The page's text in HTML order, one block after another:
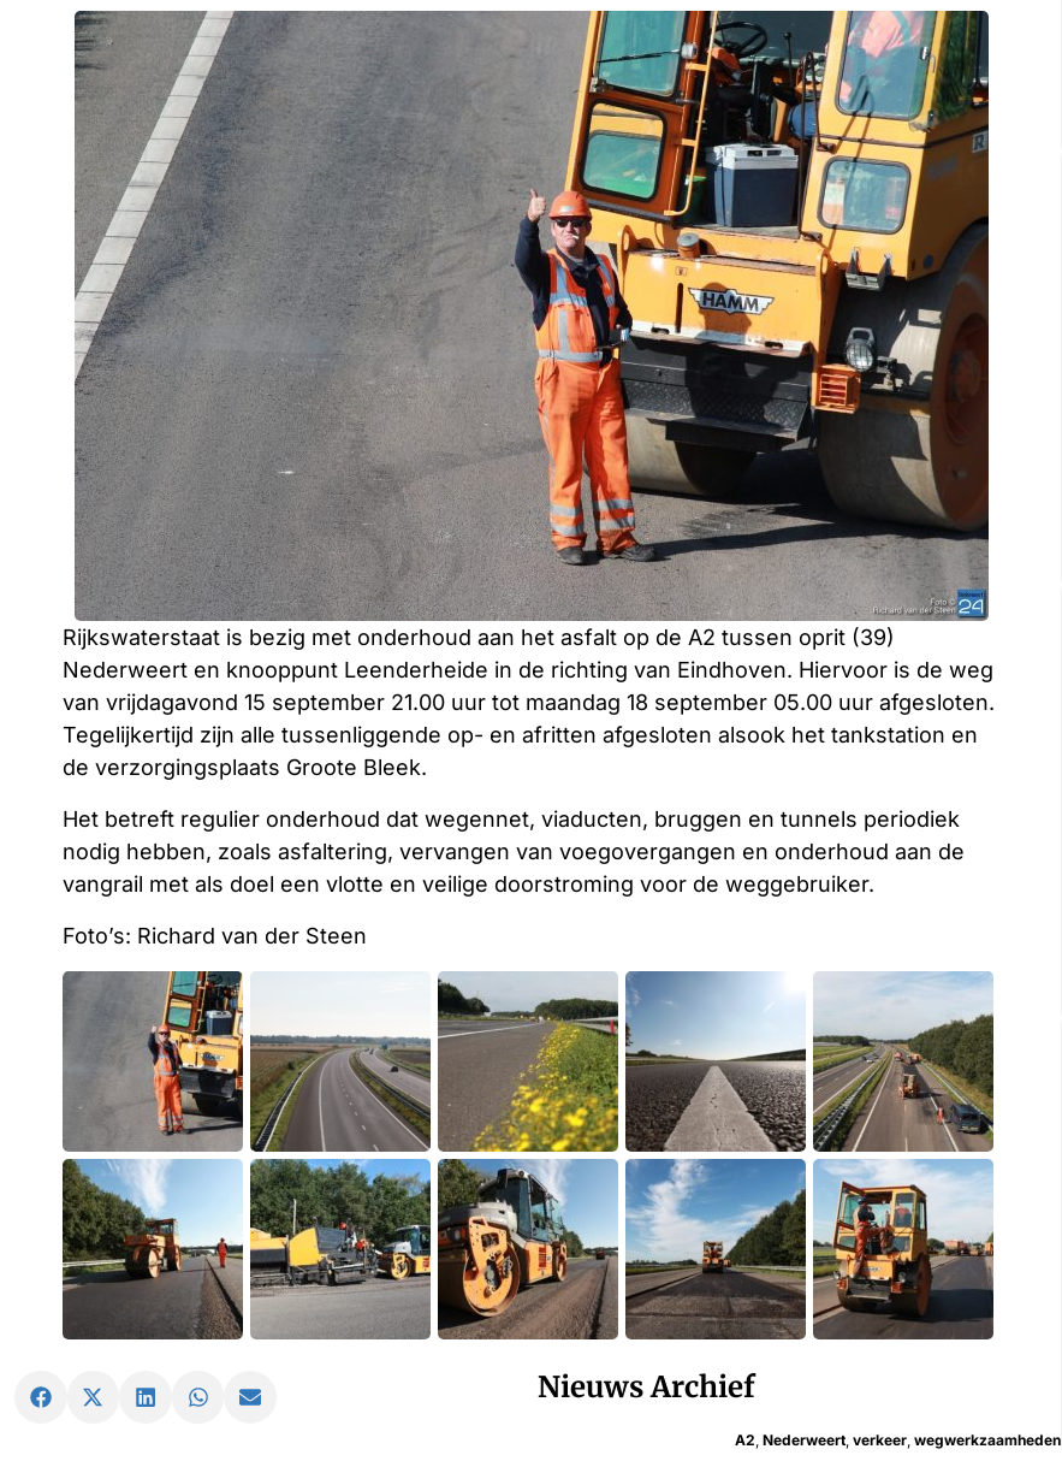
Rijkswaterstaat is bezig met onderhoud aan het asfalt op de A2 tussen oprit (39)
Nederweert en knooppunt Leenderheide in de richting van Eindhoven. Hiervoor is de weg
van vrijdagavond 15 september 21.00 uur tot maandag 18 september 05.00 uur afgesloten.
Tegelijkertijd zijn alle tussenliggende op- en afritten afgesloten alsook het tankstation en
de verzorgingsplaats Groote Bleek.
Het betreft regulier onderhoud dat wegennet, viaducten, bruggen en tunnels periodiek
nodig hebben, zoals asfaltering, vervangen van voegovergangen en onderhoud aan de
vangrail met als doel een vlotte en veilige doorstroming voor de weggebruiker.
Foto’s: Richard van der Steen
Nieuws Archief
A2 Nederweert verkeer wegwerkzaamheden